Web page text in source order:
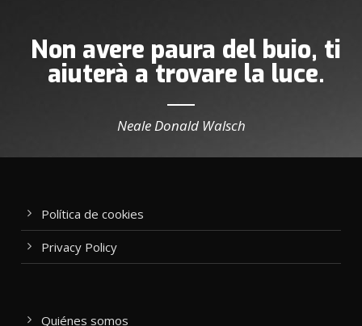
Non avere paura del buio, ti
aiuterà a trovare la luce.
Neale Donald Walsch
Política de cookies
Privacy Policy
Quiénes somos